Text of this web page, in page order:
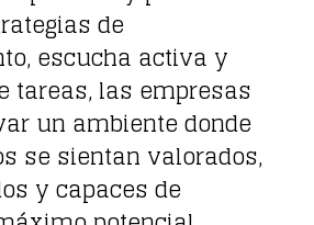
de
escucha activa y
tareas, las empresas
un ambiente donde
se sientan valorados,
y capaces de